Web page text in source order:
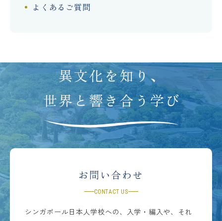
よくあるご質問
お問い合わせ
CONTACT US
シンガポール日本人学校への、入学・編入や、それ